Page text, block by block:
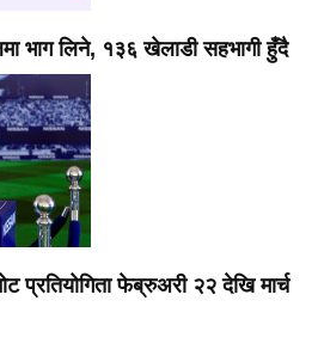
भाग लिने, १३६ खेलाडी सहभागी हुँदै
प्रतियोगिता फेब्रुअरी २२ देखि मार्च